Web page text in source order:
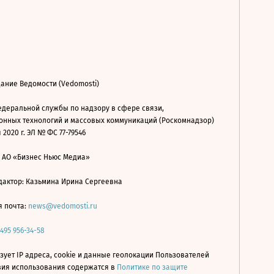
Ведомости (Vedomosti)
службы по надзору в сфере связи,
технологий и массовых коммуникаций (Роскомнадзор)
2020 г. ЭЛ № ФС 77-79546
АО «Бизнес Ньюс Медиа»
Казьмина Ирина Сергеевна
почта: news@vedomosti.ru
495 956-34-58
IP адреса, cookie и данные геолокации Пользователей
использования содержатся в Политике по защите